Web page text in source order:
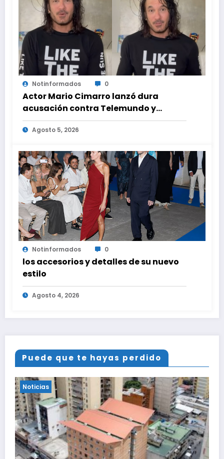
Notinformados 0
Actor Mario Cimarro lanzó dura
acusación contra Telemundo y
advirtió que lo que hacen en su contra
es ilegal en EEUU
Agosto 5, 2026
Notinformados 0
los accesorios y detalles de su nuevo
estilo
Agosto 4, 2026
Puede que te hayas perdido
Noticias